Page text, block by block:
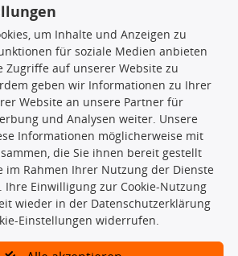
insbesondere die gesamte Datenbank dürfen
oder die gesamte Datenbank ohne
TecDoc zu vervielfältigen, zu verbreiten
durch Dritte ausführen zu lassen. Ein
um Inhalte und Anzeigen zu
für soziale Medien anbieten
Zugriffe auf unserer Website zu
geben wir Informationen zu Ihrer
Website an unsere Partner für
und Analysen weiter. Unsere
Informationen möglicherweise mit
die Sie ihnen bereit gestellt
im Rahmen Ihrer Nutzung der Dienste
Ihre Einwilligung zur Cookie-Nutzung
wieder in der Datenschutzerklärung
Einstellungen widerrufen.